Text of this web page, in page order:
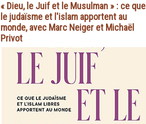
« Dieu, le Juif et le Musulman » : ce que
le judaïsme et l'islam apportent au
monde, avec Marc Neiger et Michaël
Privot